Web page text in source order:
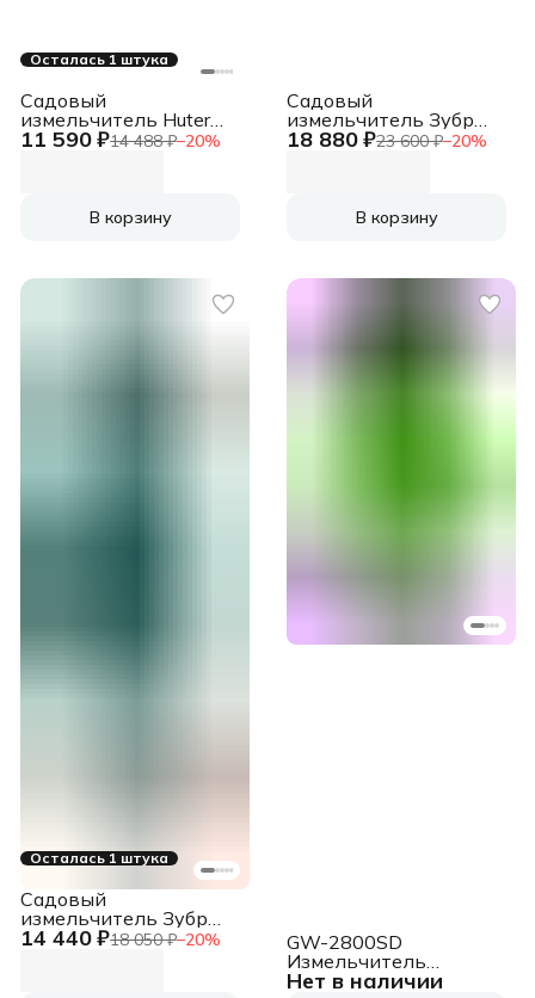
Осталась 1 штука
11 590 ₽14 488 ₽−20%
Садовый
измельчитель Huter
ESH-2500 2500Вт
В корзину
18 880 ₽23 600 ₽−20%
Садовый
измельчитель Зубр
ЗИЭ-40-2500 2500Вт
В корзину
Осталась 1 штука
14 440 ₽18 050 ₽−20%
Садовый
измельчитель Зубр
ЗИЭ-40-2300 2300Вт
Нет в наличии
GW-2800SD
Измельчитель
садовый